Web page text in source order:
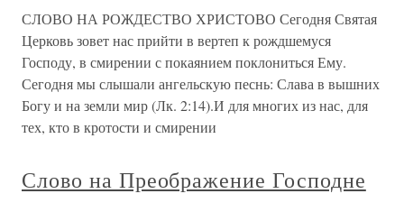
СЛОВО НА РОЖДЕСТВО ХРИСТОВО Сегодня Святая
Церковь зовет нас прийти в вертеп к рождшемуся
Господу, в смирении с покаянием поклониться Ему.
Сегодня мы слышали ангельскую песнь: Слава в вышних
Богу и на земли мир (Лк. 2:14).И для многих из нас, для
тех, кто в кротости и смирении
Слово на Преображение Господне